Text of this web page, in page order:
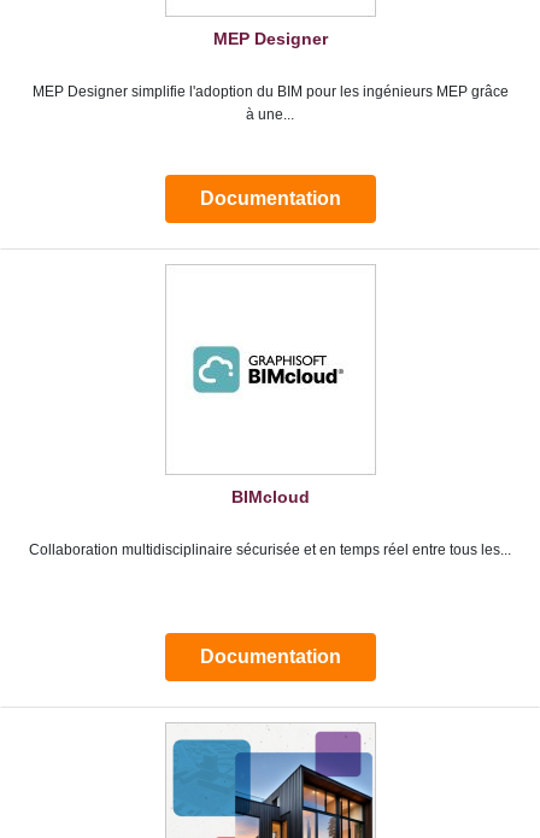
MEP Designer
MEP Designer simplifie l'adoption du BIM pour les ingénieurs MEP grâce
à une...
Documentation
BIMcloud
Collaboration multidisciplinaire sécurisée et en temps réel entre tous les...
Documentation